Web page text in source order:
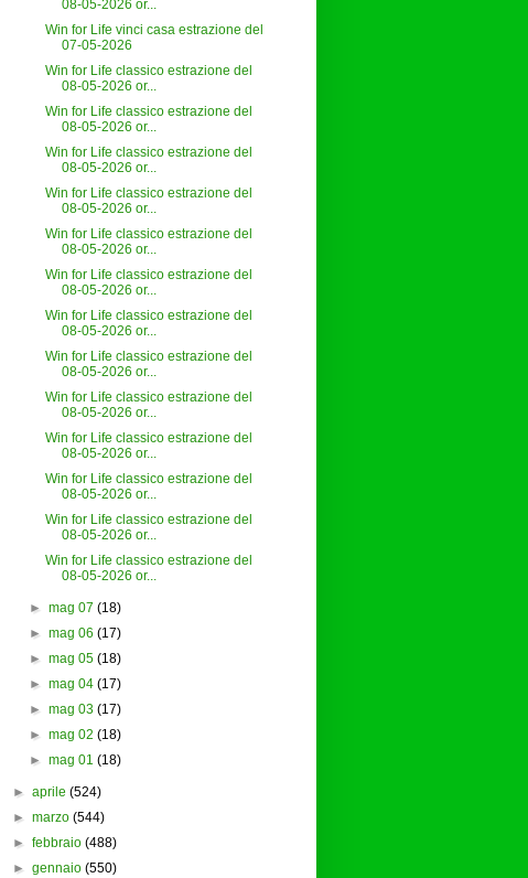
08-05-2026 or...
Win for Life vinci casa estrazione del
07-05-2026
Win for Life classico estrazione del
08-05-2026 or...
Win for Life classico estrazione del
08-05-2026 or...
Win for Life classico estrazione del
08-05-2026 or...
Win for Life classico estrazione del
08-05-2026 or...
Win for Life classico estrazione del
08-05-2026 or...
Win for Life classico estrazione del
08-05-2026 or...
Win for Life classico estrazione del
08-05-2026 or...
Win for Life classico estrazione del
08-05-2026 or...
Win for Life classico estrazione del
08-05-2026 or...
Win for Life classico estrazione del
08-05-2026 or...
Win for Life classico estrazione del
08-05-2026 or...
Win for Life classico estrazione del
08-05-2026 or...
Win for Life classico estrazione del
08-05-2026 or...
► mag 07 (18)
► mag 06 (17)
► mag 05 (18)
► mag 04 (17)
► mag 03 (17)
► mag 02 (18)
► mag 01 (18)
►aprile (524)
►marzo (544)
►febbraio (488)
►gennaio (550)